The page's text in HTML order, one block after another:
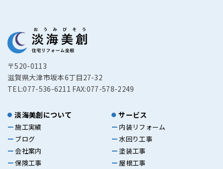
〒520-0113
滋賀県大津市坂本6丁目27-32
TEL:077-536-6211 FAX:077-578-2249
淡海美創について
施工実績
ブログ
会社案内
保険工事
サービス
内装リフォーム
水回り工事
塗装工事
屋根工事